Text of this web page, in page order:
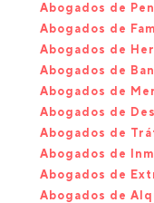
Abogados de
Abogados de
Abogados de
Abogados de
Abogados de
Abogados de
Abogados de
Abogados de
Abogados de
Abogados de